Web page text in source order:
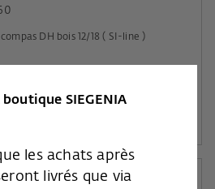
DH bois 12/18 ( SI-line )
SIEGENIA
les achats après
livrés que via